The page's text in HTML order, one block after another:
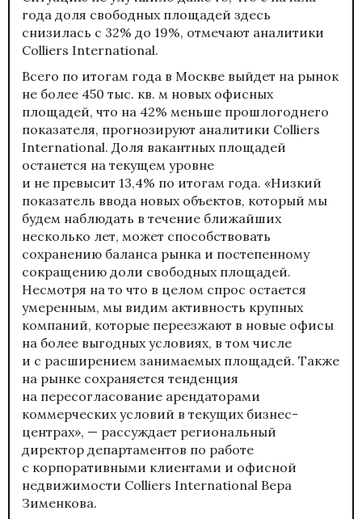
года доля свободных площадей здесь
снизилась с 32% до 19%, отмечают аналитики
Colliers International.
Всего по итогам года в Москве выйдет на рынок
не более 450 тыс. кв. м новых офисных
площадей, что на 42% меньше прошлогоднего
показателя, прогнозируют аналитики Colliers
International. Доля вакантных площадей
останется на текущем уровне
и не превысит 13,4% по итогам года. «Низкий
показатель ввода новых объектов, который мы
будем наблюдать в течение ближайших
несколько лет, может способствовать
сохранению баланса рынка и постепенному
сокращению доли свободных площадей.
Несмотря на то что в целом спрос остается
умеренным, мы видим активность крупных
компаний, которые переезжают в новые офисы
на более выгодных условиях, в том числе
и с расширением занимаемых площадей. Также
на рынке сохраняется тенденция
на пересогласование арендаторами
коммерческих условий в текущих бизнес-
центрах», — рассуждает региональный
директор департаментов по работе
с корпоративными клиентами и офисной
недвижимости Colliers International Вера
Зименкова.